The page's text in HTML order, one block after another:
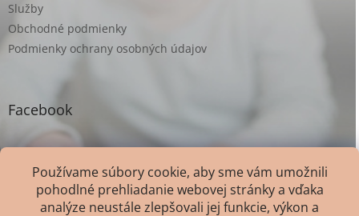
Používame súbory cookie, aby sme vám umožnili
pohodlné prehliadanie webovej stránky a vďaka
analýze neustále zlepšovali jej funkcie, výkon a
Služby
Obchodné podmienky
Podmienky ochrany osobných údajov
Facebook